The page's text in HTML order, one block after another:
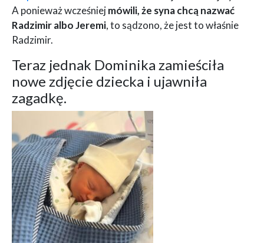
A ponieważ wcześniejmówili, że syna chcą nazwać
Radzimir albo Jeremi, to sądzono, że jest to właśnie
Radzimir.
Teraz jednak Dominika zamieściła
nowe zdjęcie dziecka i ujawniła
zagadkę.